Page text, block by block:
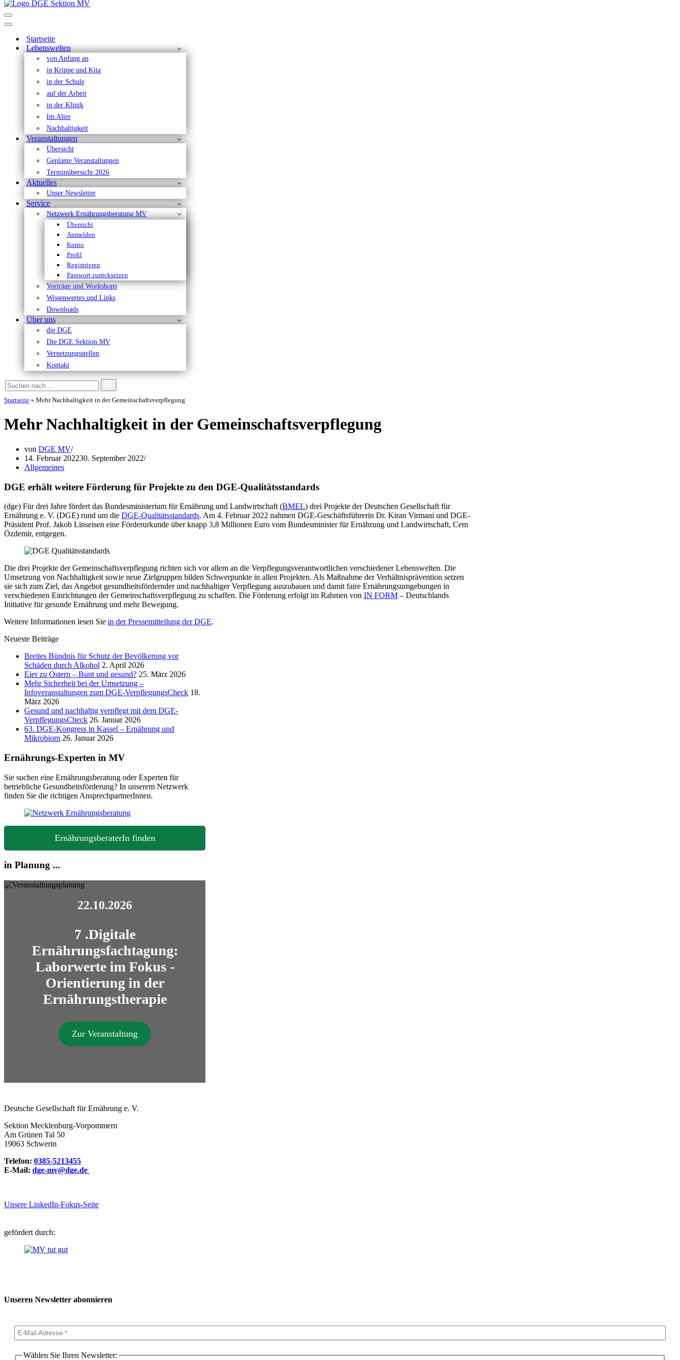
Navigationsmenü
Navigationsmenü
Startseite
Lebenswelten
von Anfang an
in Krippe und Kita
in der Schule
auf der Arbeit
in der Klinik
Im Alter
Nachhaltigkeit
Veranstaltungen
Übersicht
Geplante Veranstaltungen
Terminübersicht 2026
Aktuelles
Unser Newsletter
Service
Netzwerk Ernährungsberatung MV
Übersicht
Anmelden
Konto
Profil
Registrieren
Passwort zurücksetzen
Vorträge und Workshops
Wissenwertes und Links
Downloads
Über uns
die DGE
Die DGE Sektion MV
Vernetzungsstellen
Kontakt
Suchen
nach …
Startseite » Mehr Nachhaltigkeit in der Gemeinschaftsverpflegung
Mehr Nachhaltigkeit in der Gemeinschaftsverpflegung
von DGE MV
14. Februar 202230. September 2022
Allgemeines
DGE erhält weitere Förderung für Projekte zu den DGE-Qualitätsstandards
(dge) Für drei Jahre fördert das Bundesministerium für Ernährung und Landwirtschaft (BMEL) drei Projekte der Deutschen Gesellschaft für
Ernährung e. V. (DGE) rund um die DGE-Qualitätsstandards. Am 4. Februar 2022 nahmen DGE-Geschäftsführerin Dr. Kiran Virmani und DGE-
Präsident Prof. Jakob Linseisen eine Förderurkunde über knapp 3,8 Millionen Euro vom Bundesminister für Ernährung und Landwirtschaft, Cem
Özdemir, entgegen.
Die drei Projekte der Gemeinschaftsverpflegung richten sich vor allem an die Verpflegungsverantwortlichen verschiedener Lebenswelten. Die
Umsetzung von Nachhaltigkeit sowie neue Zielgruppen bilden Schwerpunkte in allen Projekten. Als Maßnahme der Verhältnisprävention setzen
sie sich zum Ziel, das Angebot gesundheitsfördernder und nachhaltiger Verpflegung auszubauen und damit faire Ernährungsumgebungen in
verschiedenen Einrichtungen der Gemeinschaftsverpflegung zu schaffen. Die Förderung erfolgt im Rahmen von IN FORM – Deutschlands
Initiative für gesunde Ernährung und mehr Bewegung.
Weitere Informationen lesen Sie in der Pressemitteilung der DGE.
Neueste Beiträge
Breites Bündnis für Schutz der Bevölkerung vor
Schäden durch Alkohol 2. April 2026
Eier zu Ostern – Bunt und gesund? 25. März 2026
Mehr Sicherheit bei der Umsetzung –
Infoveranstaltungen zum DGE-VerpflegungsCheck 18.
März 2026
Gesund und nachhaltig verpflegt mit dem DGE-
VerpflegungsCheck 26. Januar 2026
63. DGE-Kongress in Kassel – Ernährung und
Mikrobiom 26. Januar 2026
Ernährungs-Experten in MV
Sie suchen eine Ernährungsberatung oder Experten für
betriebliche Gesundheitsförderung? In unserem Netzwerk
finden Sie die richtigen AnsprechpartnerInnen.
ErnährungsberaterIn finden
in Planung ...
22.10.2026
7 .Digitale
Ernährungsfachtagung:
Laborwerte im Fokus -
Orientierung in der
Ernährungstherapie
Zur Veranstaltung
Deutsche Gesellschaft für Ernährung e. V.
Sektion Mecklenburg-Vorpommern
Am Grünen Tal 50
19063 Schwerin
Telefon: 0385-5213455
E-Mail: dge-mv@dge.de
Unsere LinkedIn-Fokus-Seite
gefördert durch:
Unseren Newsletter abonnieren
Wählen Sie Ihren Newsletter: